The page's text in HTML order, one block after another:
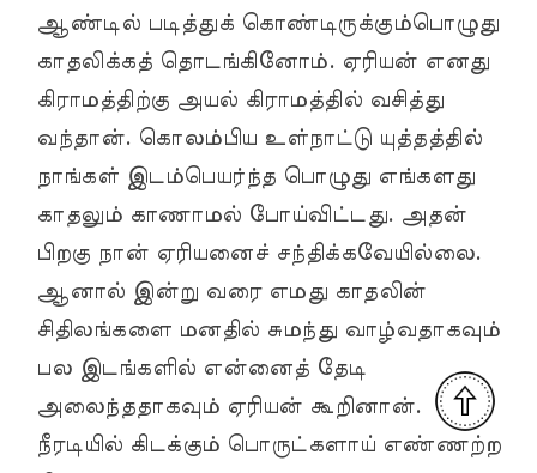
ஆண்டில் படித்துக் கொண்டிருக்கும்பொழுது
காதலிக்கத் தொடங்கினோம். ஏரியன் எனது
கிராமத்திற்கு அயல் கிராமத்தில் வசித்து
வந்தான். கொலம்பிய உள்நாட்டு யுத்தத்தில்
நாங்கள் இடம்பெயர்ந்த பொழுது எங்களது
காதலும் காணாமல் போய்விட்டது. அதன்
பிறகு நான் ஏரியனைச் சந்திக்கவேயில்லை.
ஆனால் இன்று வரை எமது காதலின்
சிதிலங்களை மனதில் சுமந்து வாழ்வதாகவும்
பல இடங்களில் என்னைத் தேடி
அலைந்ததாகவும் ஏரியன் கூறினான்.
நீரடியில் கிடக்கும் பொருட்களாய் எண்ணற்ற